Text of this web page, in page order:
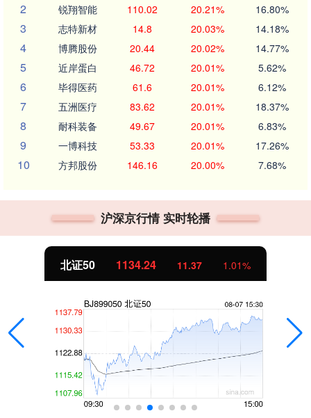
2 锐翔智能 110.02 20.21% 16.80%
3 志特新材 14.8 20.03% 14.18%
4 博腾股份 20.44 20.02% 14.77%
5 近岸蛋白 46.72 20.01% 5.62%
6 毕得医药 61.6 20.01% 6.12%
7 五洲医疗 83.62 20.01% 18.37%
8 耐科装备 49.67 20.01% 6.83%
9 一博科技 53.33 20.01% 17.26%
10 方邦股份 146.16 20.00% 7.68%
沪深京行情 实时轮播
北证50 1134.24 11.37 1.01%